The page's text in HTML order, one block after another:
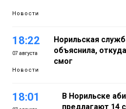
Новости
18:22
07 августа
Новости
Норильская
объяснила,
смог
18:01
В Норильске
предлагают 14